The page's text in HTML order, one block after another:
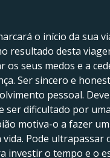
o início da sua
resultado desta
seus medos e a
Ser sincero e
pessoal.
ser dificultado por
motiva-o a fazer
Pode
investir o tempo e o